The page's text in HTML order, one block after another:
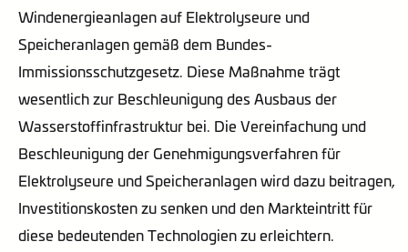
Windenergieanlagen auf Elektrolyseure und
Speicheranlagen gemäß dem Bundes-
Immissionsschutzgesetz. Diese Maßnahme trägt
wesentlich zur Beschleunigung des Ausbaus der
Wasserstoffinfrastruktur bei. Die Vereinfachung und
Beschleunigung der Genehmigungsverfahren für
Elektrolyseure und Speicheranlagen wird dazu beitragen,
Investitionskosten zu senken und den Markteintritt für
diese bedeutenden Technologien zu erleichtern.